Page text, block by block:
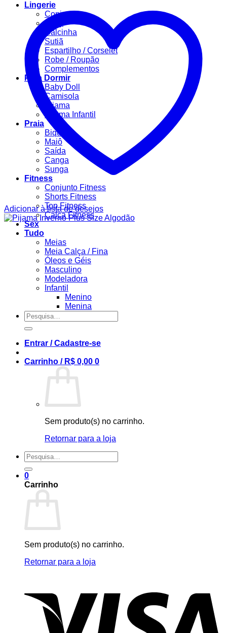
Lingerie
Conjuntos
Body
Calcinha
Sutiã
Espartilho / Corselet
Robe / Roupão
Complementos
Para Dormir
Baby Doll
Camisola
Pijama
Pijama Infantil
Praia
Biquíni
Maiô
Saída
Canga
Sunga
Fitness
Conjunto Fitness
Shorts Fitness
Top Fitness
Calça Fitness
Sex
Tudo
Meias
Meia Calça / Fina
Óleos e Géis
Masculino
Modeladora
Infantil
Menino
Menina
Pesquisar
por:
Entrar / Cadastre-se
Carrinho / R$ 0,00 0
Sem produto(s) no carrinho.
Retornar para a loja
Pesquisar
por:
0
Carrinho
Sem produto(s) no carrinho.
Retornar para a loja
Adicionar à lista de desejos